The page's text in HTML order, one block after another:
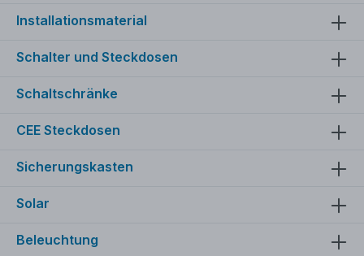
Installationsmaterial
Schalter und Steckdosen
Schaltschränke
CEE Steckdosen
Sicherungskasten
Solar
Beleuchtung